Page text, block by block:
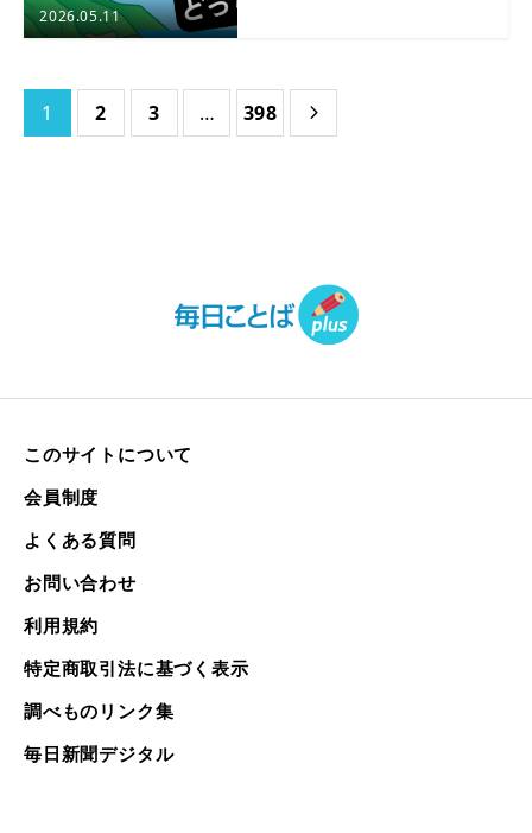
2026.05.11
1 2 3 … 398 
このサイトについて
会員制度
よくある質問
お問い合わせ
利用規約
特定商取引法に基づく表示
調べものリンク集
毎日新聞デジタル